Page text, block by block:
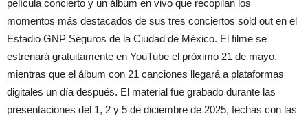
película concierto y un álbum en vivo que recopilan los
momentos más destacados de sus tres conciertos sold out en el
Estadio GNP Seguros de la Ciudad de México. El filme se
estrenará gratuitamente en YouTube el próximo 21 de mayo,
mientras que el álbum con 21 canciones llegará a plataformas
digitales un día después. El material fue grabado durante las
presentaciones del 1, 2 y 5 de diciembre de 2025, fechas con las